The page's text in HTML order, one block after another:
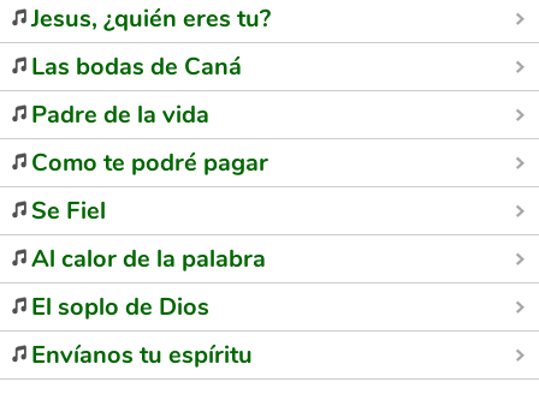
Jesus, ¿quién eres tu?
Las bodas de Caná
Padre de la vida
Como te podré pagar
Se Fiel
Al calor de la palabra
El soplo de Dios
Envíanos tu espíritu